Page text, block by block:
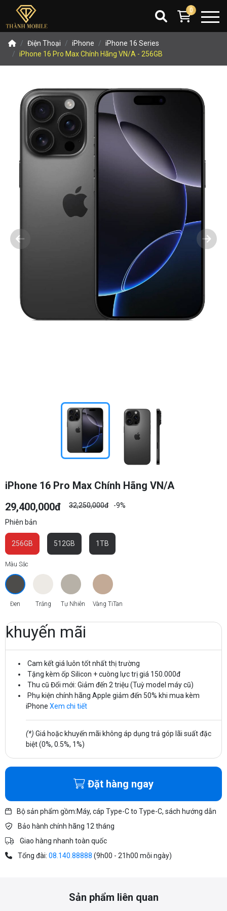
0
Điện Thoại iPhone
iPhone 16 Series
iPhone 16 Pro Max Chính Hãng VN/A - 256GB
iPhone 16 Pro Max Chính Hãng VN/A
29,400,000đ
32,250,000đ -9%
Phiên bản
256GB 512GB 1TB
Màu Sắc
Đen Trắng Tự Nhiên Vàng TiTan
khuyến mãi
Cam kết giá luôn tốt nhất thị trường
Tặng kèm ốp Silicon + cuòng lực trị giá 150.000đ
Thu cũ Đổi mới: Giảm đến 2 triệu (Tuỳ model máy cũ)
Phụ kiện chính hãng Apple giảm đến 50% khi mua kèm
iPhone Xem chi tiết
(*) Giá hoặc khuyến mãi không áp dụng trả góp lãi suất đặc
biệt (0%, 0.5%, 1%)
Đặt hàng ngay
Bộ sản phẩm gồm:Máy, cáp Type-C to Type-C, sách hướng dẫn
Bảo hành chính hãng 12 tháng
Giao hàng nhanh toàn quốc
Tổng đài: 08.140.88888 (9h00 - 21h00 mỗi ngày)
Sản phẩm liên quan